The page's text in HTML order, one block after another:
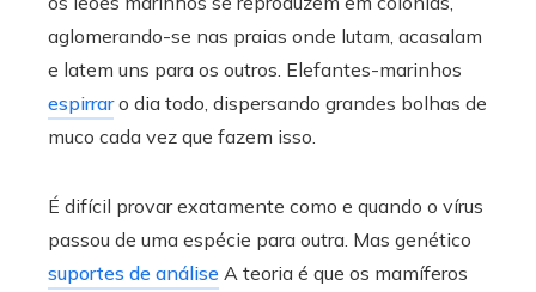
aglomerando-se nas praias onde lutam, acasalam
e latem uns para os outros. Elefantes-marinhos
espirraro dia todo, dispersando grandes bolhas de
muco cada vez que fazem isso.
É difícil provar exatamente como e quando o vírus
passou de uma espécie para outra. Mas genético
suportes de análise A teoria é que os mamíferos